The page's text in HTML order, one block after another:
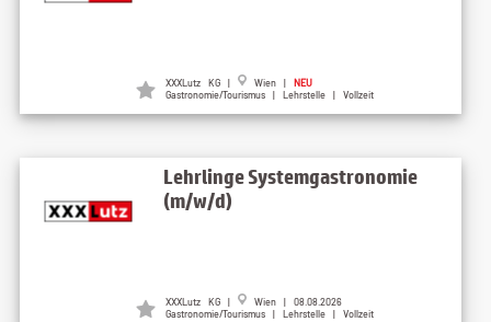
XXXLutz KG | Wien | NEU
Gastronomie/Tourismus | Lehrstelle | Vollzeit
Lehrlinge Systemgastronomie
(m/w/d)
XXXLutz KG |
Wien | 08.08.2026
Gastronomie/Tourismus | Lehrstelle | Vollzeit